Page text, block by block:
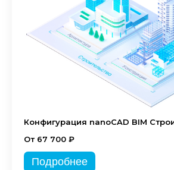
Конфигурация nanoCAD BIM
От 67 700 ₽
Подробнее